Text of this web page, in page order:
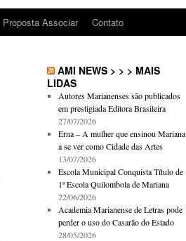
Proposta Associar Contato
AMI NEWS > > > MAIS
LIDAS
Autores Marianenses são publicados
em prestigiada Editora Brasileira
27/07/2026
Erna – A mulher que ensinou Mariana
a se ver como Cidade das Artes
13/07/2026
Escola Municipal Conquista Título de
1ª Escola Quilombola de Mariana
22/06/2026
Academia Marianense de Letras pode
perder o uso do Casarão do Estado
28/05/2026